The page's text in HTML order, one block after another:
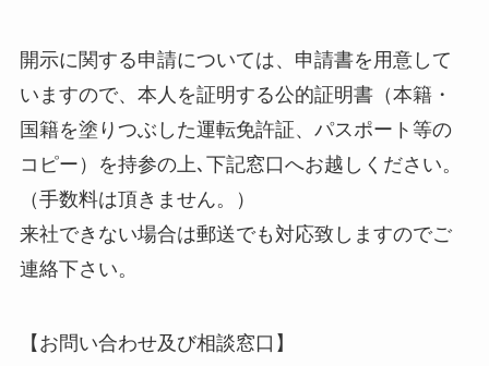
開示に関する申請については、申請書を用意して
いますので、本人を証明する公的証明書（本籍・
国籍を塗りつぶした運転免許証、パスポート等の
コピー）を持参の上､下記窓口へお越しください。
（手数料は頂きません。）
来社できない場合は郵送でも対応致しますのでご
連絡下さい。
【お問い合わせ及び相談窓口】